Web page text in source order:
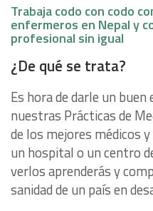
Trabaja codo con codo
enfermeros en Nepal y
profesional sin igual
¿De qué se trata?
Es hora de darle un
nuestras Prácticas de
de los mejores médicos
un hospital o un centro
verlos aprenderás y
sanidad de un país en